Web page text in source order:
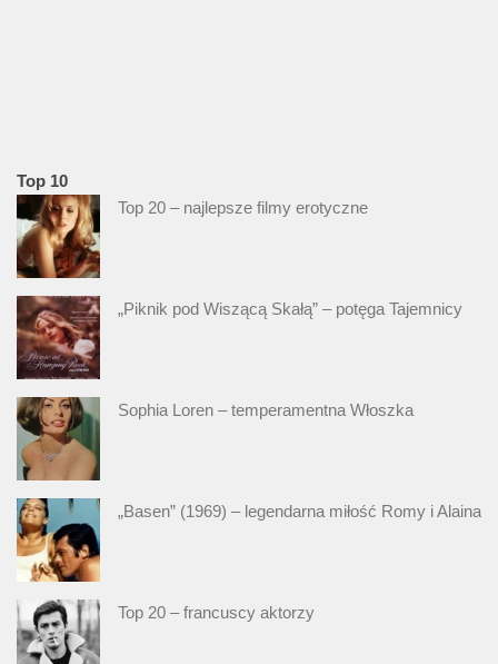
Top 10
Top 20 – najlepsze filmy erotyczne
„Piknik pod Wiszącą Skałą” – potęga Tajemnicy
Sophia Loren – temperamentna Włoszka
„Basen” (1969) – legendarna miłość Romy i Alaina
Top 20 – francuscy aktorzy